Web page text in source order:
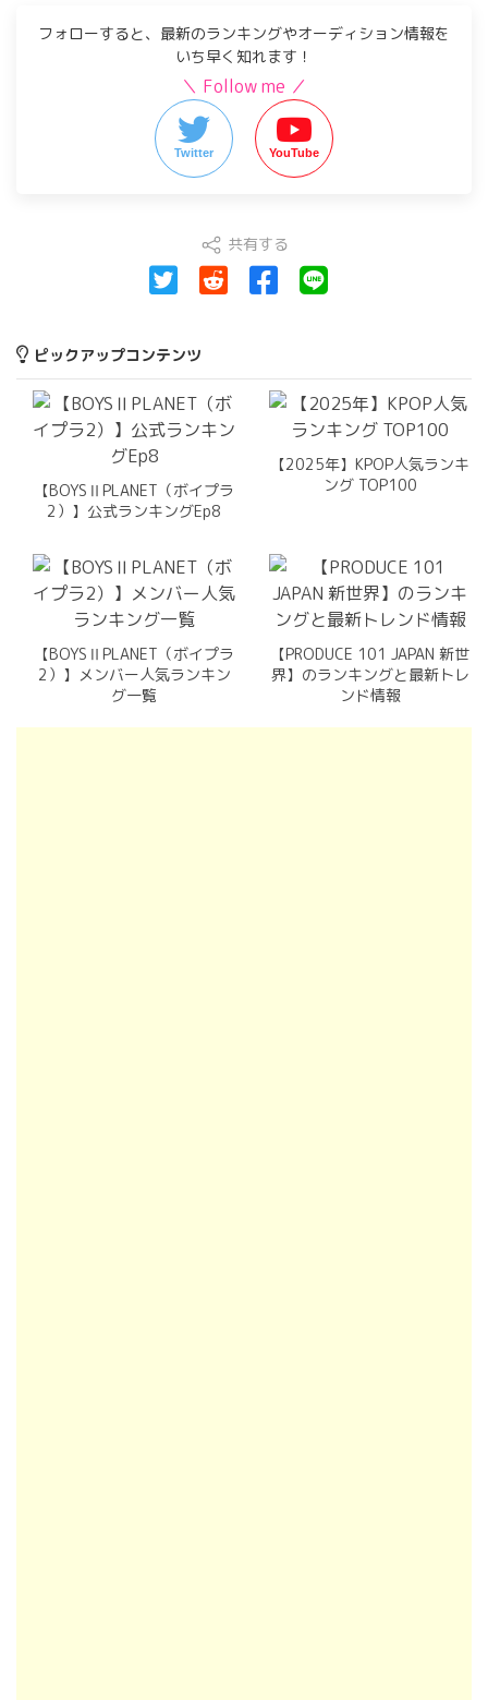
フォローすると、最新のランキングやオーディション情報を
いち早く知れます！
＼ Follow me ／
Twitter YouTube
共有する
ピックアップコンテンツ
【BOYSⅡPLANET（ボイプラ
2）】公式ランキングEp8
【2025年】KPOP人気ランキ
ング TOP100
【BOYSⅡPLANET（ボイプラ
2）】メンバー人気ランキン
グ一覧
【PRODUCE 101 JAPAN 新世
界】のランキングと最新トレ
ンド情報